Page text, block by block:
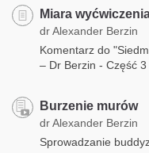
Miara
dr Alexander Berzin
Komentarz do
– Dr Berzin - Część 3
Burzenie murów
dr Alexander Berzin
Sprowadzanie